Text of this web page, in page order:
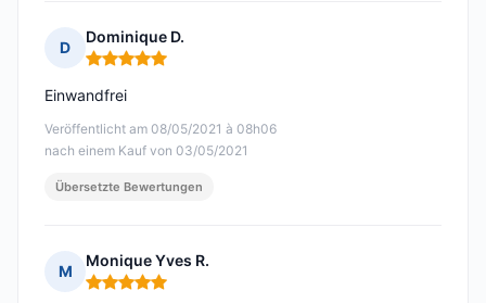
D
Dominique D.
Hinweis: 5 von 5
Veröffentlicht am 08/05/2021 à 08h06
nach einem Kauf von 03/05/2021
Einwandfrei
Übersetzte Bewertungen
M
Monique Yves R.
Hinweis: 5 von 5